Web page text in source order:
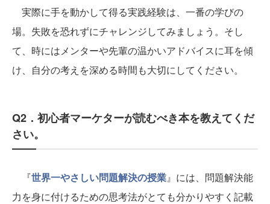
実際に手を動かして得る実践経験は、一番の学びの
場。失敗を恐れずにチャレンジしてみましょう。そし
て、時にはメンターや先輩の温かいアドバイスに耳を傾
け、自分の考えを深める時間も大切にしてください。
Q2．初心者マーケターが読むべき本を教えてくだ
さい。
『世界一やさしい問題解決の授業』には、問題解決能
力を身に付けるための思考法がとても分かりやすく記載